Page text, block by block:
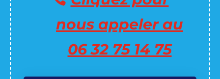
nous appeler au
06 32 75 14 75